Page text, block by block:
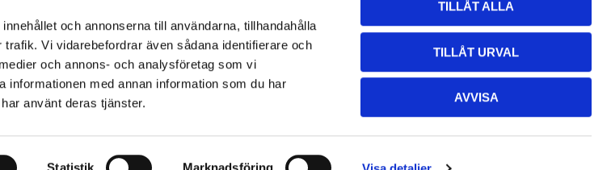
och annonserna till användarna, tillhandahålla
Vi vidarebefordrar även sådana identifierare och
och annons- och analysföretag som vi
med annan information som du har
använt deras tjänster.
Statistik Marknadsföring
TILLÅT ALLA
TILLÅT URVAL
AVVISA
Basketryggsäckar
Våra klubbar
Klubbshop
Hur handlar jag?
Policy och cookies
Retur, byte och Reklamation